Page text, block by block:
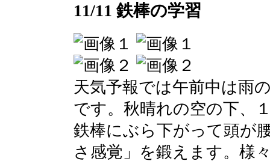
11/11 鉄棒の学習
天気予報では午前中は雨
です。秋晴れの空の下、
鉄棒にぶら下がって頭が
さ感覚」を鍛えます。様